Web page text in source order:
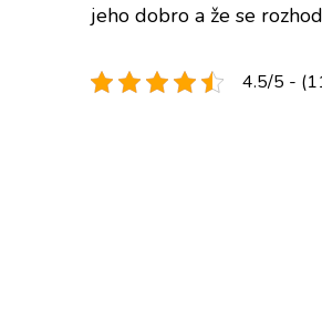
jeho dobro a že se
4.5/5 -